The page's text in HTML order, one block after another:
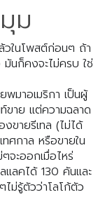
ม
วในโพสต์ก่อนๆ ถ้า
มันก็คงจะไม่ครบ ใช่
พมาอเมริกา เป็นผู้
ขาย แต่ความฉลาด
ขายรีเทล (ไม่ได้
ศกาล หรือขายใน
จะออกเมื่อไหร่
แลคได้ 130 คันและ
ม่รู้ตัวว่าโลโก้ตัว